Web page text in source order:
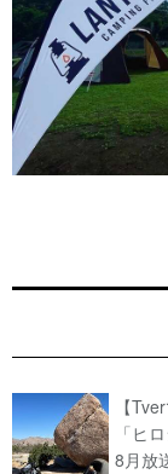
【
「ヒ
8月放